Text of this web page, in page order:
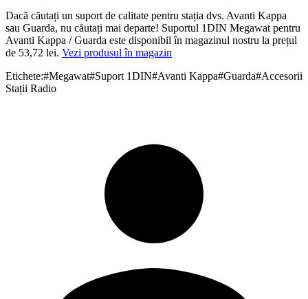
Dacă căutați un suport de calitate pentru stația dvs. Avanti Kappa
sau Guarda, nu căutați mai departe! Suportul 1DIN Megawat pentru
Avanti Kappa / Guarda este disponibil în magazinul nostru la prețul
de 53,72 lei. Vezi produsul în magazin
Etichete:#Megawat#Suport 1DIN#Avanti Kappa#Guarda#Accesorii
Stații Radio